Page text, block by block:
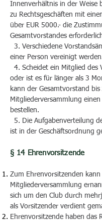
Innenverhältnis in der Weise
zu Rechtsgeschäften mit
über EUR 5000.- die
Gesamtvorstandes
3. Verschiedene
einer Person vereinigt
4. Scheidet ein Mitglied des
oder ist es für länger als 3
kann der Gesamtvorstand bis
Mitgliederversammlung
bestellen.
5. Die Aufgabenverteilung
ist in der Geschäftsordnung
§ 14 Ehrenvorsitzende
Zum Ehrenvorsitzenden
Mitgliederversammlung
sich um den Club durch
als Vorsitzender verdient
Ehrenvorsitzende haben das